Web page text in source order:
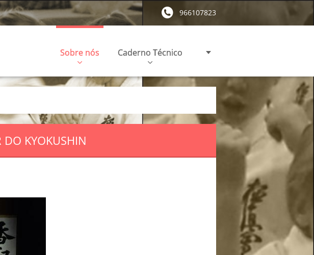
966107823
Sobre nós Caderno Técnico
KYOKUSHIN